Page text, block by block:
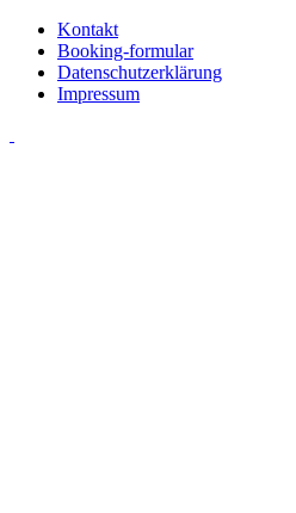
Kontakt
Booking-formular
Datenschutzerklärung
Impressum